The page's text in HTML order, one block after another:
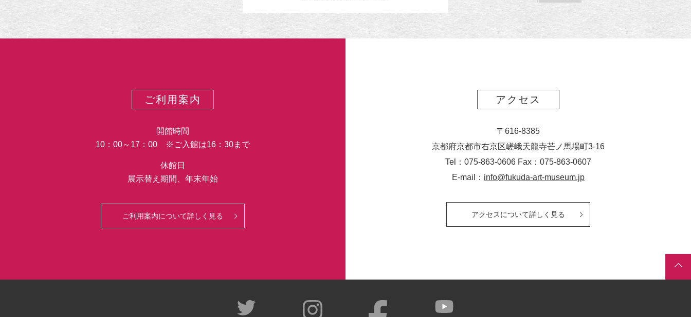
ー
ー
ト
ポ
ー
ご利用案内
開館時間
10：00～17：00 ※ご入館は16：30まで
休館日
展示替え期間、年末年始
ご利用案内について詳しく見る
アクセス
〒616-8385
京都府京都市右京区嵯峨天龍寺芒ノ馬場町3-16
Tel：075-863-0606 Fax：075-863-0607
E-mail： info@fukuda-art-museum.jp
アクセスについて詳しく見る